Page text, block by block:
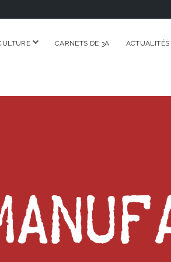
ouvrirCARNETS DE 3A ACTUALITÉS